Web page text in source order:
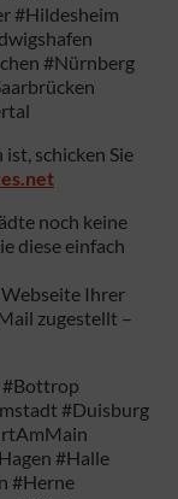
#Hildesheim
#Nürnberg
schicken Sie
noch keine
diese einfach
Ihrer
zugestellt –
#Bottrop
#Duisburg
#Halle
#Herne